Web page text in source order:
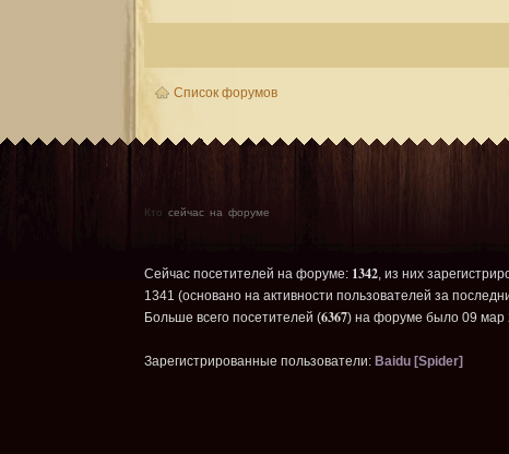
Список форумов
Кто сейчас на форуме
Сейчас посетителей на форуме: 1342, из них
1341 (основано на активности пользователей за
Больше всего посетителей (6367) на форуме было 09 мар
Зарегистрированные пользователи: Baidu [Spider]